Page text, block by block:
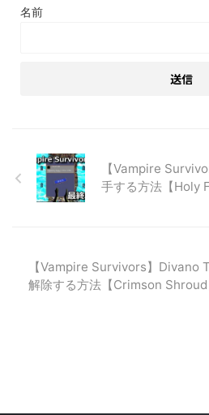
名前
【Vampire
手する方法【Holy
【Vampire Survivors】Divano
解除する方法【Crimson Shroud